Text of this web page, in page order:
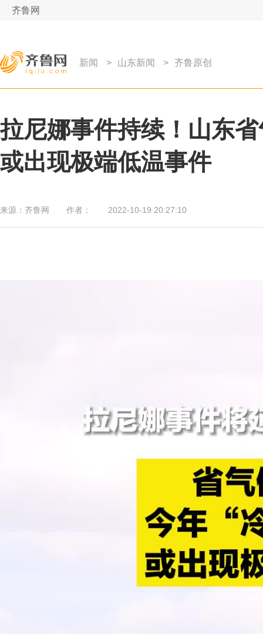
齐鲁网
新闻 > 山东新闻 > 齐鲁原创
拉尼娜事件持续！山东
或出现极端低温事件
来源： 齐鲁网 作者： 2022-10-19 20:27:10